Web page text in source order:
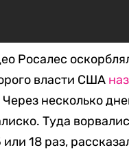
Росалес
власти США
несколько
Туда
18 раз,